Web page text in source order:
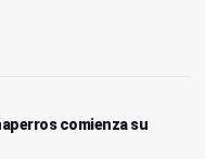
comienza su